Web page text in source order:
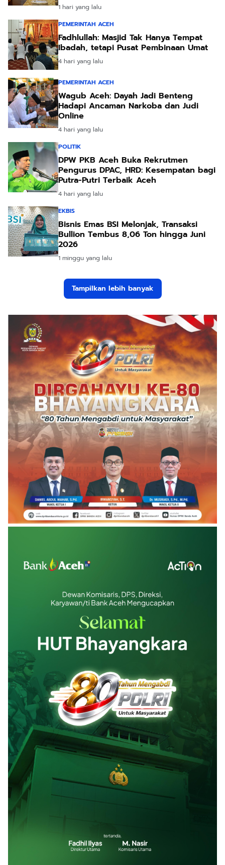
1 hari yang lalu
PEMERINTAH ACEH
Fadhlullah: Masjid Tak Hanya Tempat
Ibadah, tetapi Pusat Pembinaan Umat
4 hari yang lalu
PEMERINTAH ACEH
Wagub Aceh: Dayah Jadi Benteng
Hadapi Ancaman Narkoba dan Judi
Online
4 hari yang lalu
POLITIK
DPW PKB Aceh Buka Rekrutmen
Pengurus DPAC, HRD: Kesempatan bagi
Putra-Putri Terbaik Aceh
4 hari yang lalu
EKBIS
Bisnis Emas BSI Melonjak, Transaksi
Bullion Tembus 8,06 Ton hingga Juni
2026
1 minggu yang lalu
Tampilkan lebih banyak